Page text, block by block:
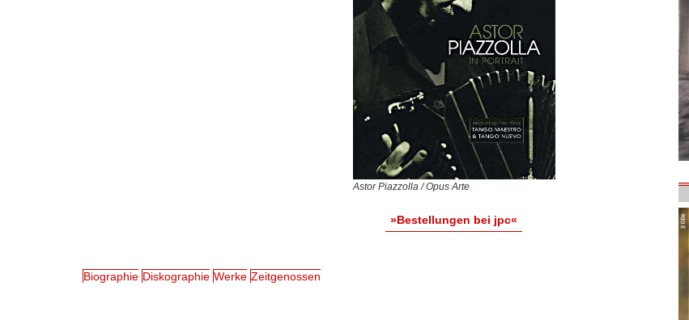
Astor Piazzolla / Opus Arte
»Bestellungen bei jpc«
Biographie Diskographie Werke Zeitgenossen